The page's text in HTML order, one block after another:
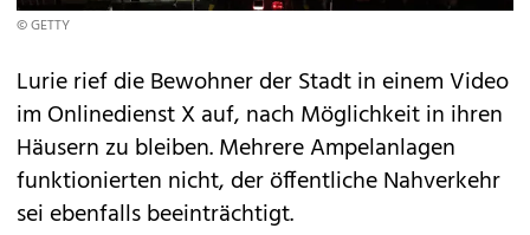
© GETTY
Lurie rief die Bewohner der Stadt in einem Video
im Onlinedienst X auf, nach Möglichkeit in ihren
Häusern zu bleiben. Mehrere Ampelanlagen
funktionierten nicht, der öffentliche Nahverkehr
sei ebenfalls beeinträchtigt.